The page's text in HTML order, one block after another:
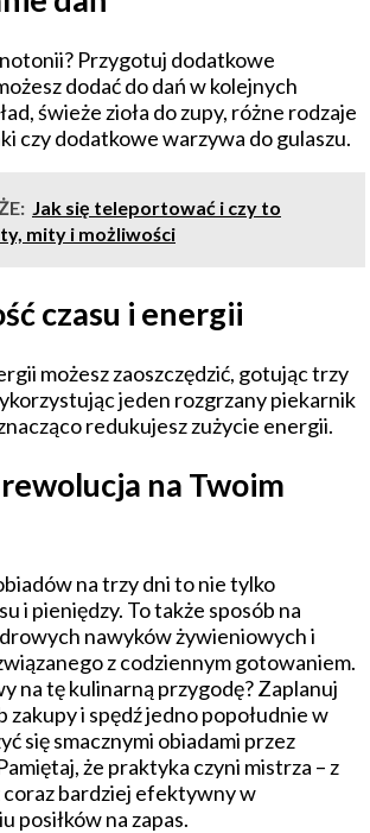
Przygotuj dodatkowe
dodać do dań w kolejnych
świeże zioła do zupy, różne rodzaje
czy dodatkowe warzywa do gulaszu.
Jak się teleportować i czy to
mity i możliwości
czasu i energii
możesz zaoszczędzić, gotując trzy
jeden rozgrzany piekarnik
redukujesz zużycie energii.
na Twoim
na trzy dni to nie tylko
i pieniędzy. To także sposób na
nawyków żywieniowych i
z codziennym gotowaniem.
na tę kulinarną przygodę? Zaplanuj
zakupy i spędź jedno popołudnie w
się smacznymi obiadami przez
że praktyka czyni mistrza – z
coraz bardziej efektywny w
posiłków na zapas.